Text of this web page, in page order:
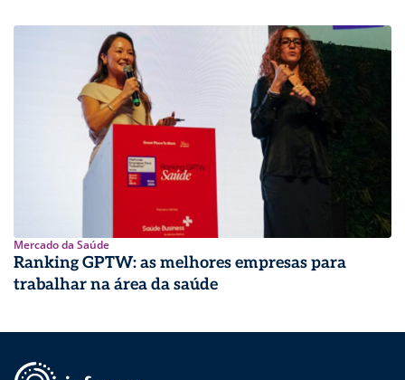
Mercado da Saúde
Ranking GPTW: as melhores empresas para
trabalhar na área da saúde